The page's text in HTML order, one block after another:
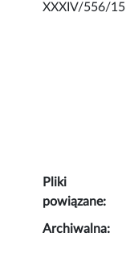
XXXIV/556/15
Pliki
powiązane:
Archiwalna: